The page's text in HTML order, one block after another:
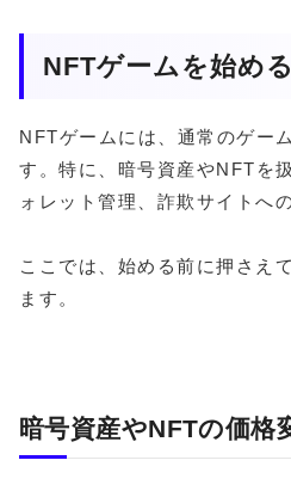
NFTゲームを始め
NFTゲームには、通常のゲー
す。特に、暗号資産やNFTを
ォレット管理、詐欺サイトへ
ここでは、始める前に押さえ
ます。
暗号資産やNFTの価格